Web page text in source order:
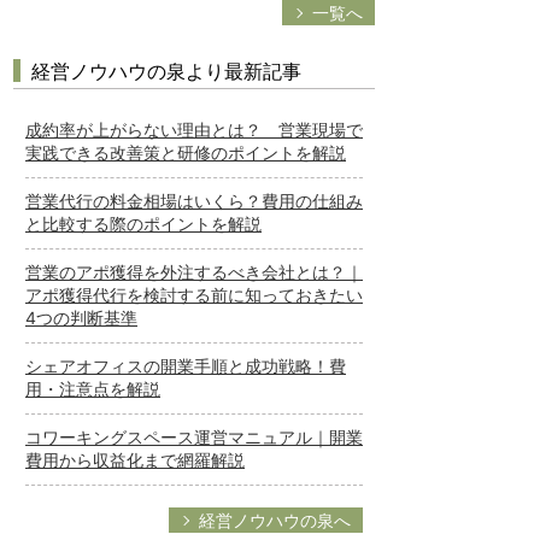
一覧へ
経営ノウハウの泉より最新記事
成約率が上がらない理由とは？ 営業現場で
実践できる改善策と研修のポイントを解説
営業代行の料金相場はいくら？費用の仕組み
と比較する際のポイントを解説
営業のアポ獲得を外注するべき会社とは？｜
アポ獲得代行を検討する前に知っておきたい
4つの判断基準
シェアオフィスの開業手順と成功戦略！費
用・注意点を解説
コワーキングスペース運営マニュアル｜開業
費用から収益化まで網羅解説
経営ノウハウの泉へ